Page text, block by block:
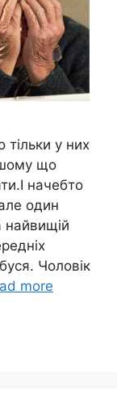
тільки у них
що
начебто
один
найвищій
Чоловік
more